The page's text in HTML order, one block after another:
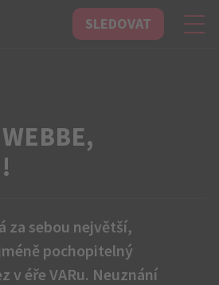
SLEDOVAT
za sebou největší,
pochopitelný
v éře VARu. Neuznání